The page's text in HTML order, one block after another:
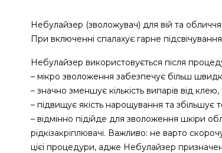
Небулайзер (зволожувач) для вій та обличчя
При включенні спалахує гарне
Небулайзер використовується після
– мікро зволоження забезпечує більш
– значно зменшує кількість випарів від
– підвищує якість нарощування та збільшує
– відмінно підійде для зволоження шкіри
рідкізакріплювачі. Важливо: не варто
цієї процедури, адже Небулайзер